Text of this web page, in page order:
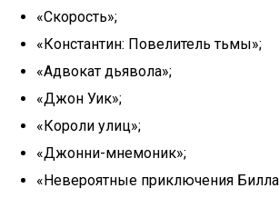
«Скорость»;
«Константин: Повелитель тьмы»;
«Адвокат дьявола»;
«Джон Уик»;
«Короли улиц»;
«Джонни-мнемоник»;
«Невероятные приключения Билла